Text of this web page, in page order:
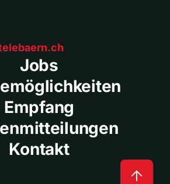
Jobs
Empfang
Kontakt